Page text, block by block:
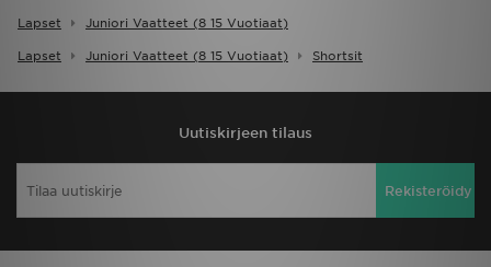
Lapset Juniori Vaatteet (8 15 Vuotiaat)
Lapset Juniori Vaatteet (8 15 Vuotiaat) Shortsit
Uutiskirjeen tilaus
Rekisteröidy